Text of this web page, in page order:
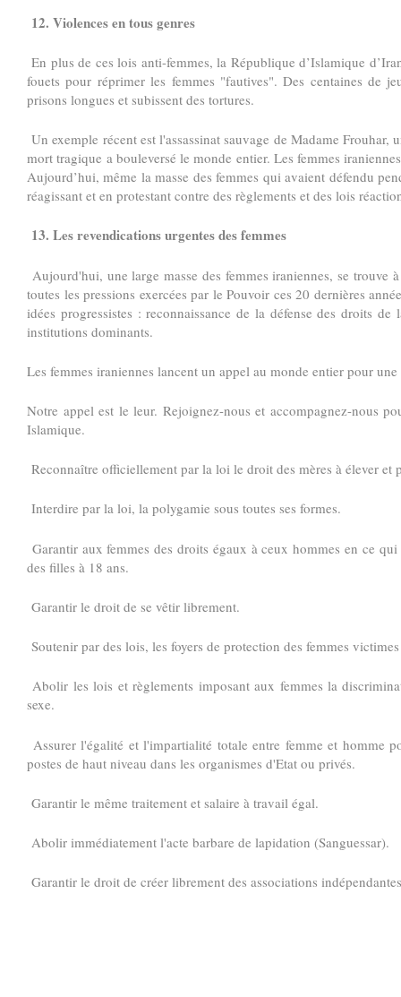
12. Violences en tous genres
En plus de ces lois anti-femmes, la République d’Islamique
fouets pour réprimer les femmes "fautives". Des centaines de
prisons longues et subissent des tortures.
Un exemple récent est l'assassinat sauvage de Madame
mort tragique a bouleversé le monde entier. Les femmes
Aujourd’hui, même la masse des femmes qui avaient défendu
réagissant et en protestant contre des règlements et des lois
13. Les revendications urgentes des femmes
Aujourd'hui, une large masse des femmes iraniennes, se
toutes les pressions exercées par le Pouvoir ces 20 dernières
idées progressistes : reconnaissance de la défense des droits
institutions dominants.
Les femmes iraniennes lancent un appel au monde entier pour
Notre appel est le leur. Rejoignez-nous et accompagnez-nous
Islamique.
Reconnaître officiellement par la loi le droit des mères à élever et
Interdire par la loi, la polygamie sous toutes ses formes.
Garantir aux femmes des droits égaux à ceux hommes en ce
des filles à 18 ans.
Garantir le droit de se vêtir librement.
Soutenir par des lois, les foyers de protection des femmes
Abolir les lois et règlements imposant aux femmes la
sexe.
Assurer l'égalité et l'impartialité totale entre femme et
postes de haut niveau dans les organismes d'Etat ou privés.
Garantir le même traitement et salaire à travail égal.
Abolir immédiatement l'acte barbare de lapidation (Sanguessar).
Garantir le droit de créer librement des associations